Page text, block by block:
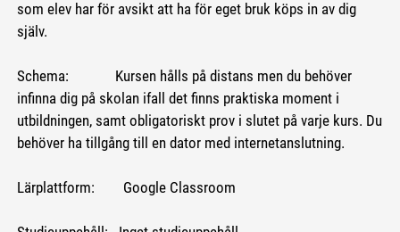
som elev har för avsikt att ha för eget bruk köps in av dig
själv.
Schema: Kursen hålls på distans men du behöver
infinna dig på skolan ifall det finns praktiska moment i
utbildningen, samt obligatoriskt prov i slutet på varje kurs. Du
behöver ha tillgång till en dator med internetanslutning.
Lärplattform: Google Classroom